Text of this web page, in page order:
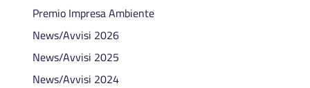
Categoria 4 bis
Categoria 5
Categoria 6
Categoria 8
Premio Impresa Ambiente
News/Avvisi 2026
News/Avvisi 2025
News/Avvisi 2024